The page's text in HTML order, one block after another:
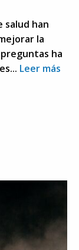
salud han
la
ha
Leer más